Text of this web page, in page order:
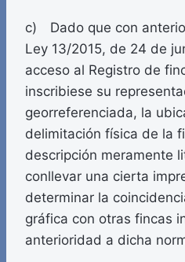
c) Dado que con
Ley 13/2015, de 24 de
acceso al Registro de
inscribiese su
georreferenciada, la
delimitación física de la
descripción meramente
conllevar una cierta
determinar la
gráfica con otras fincas
anterioridad a dicha